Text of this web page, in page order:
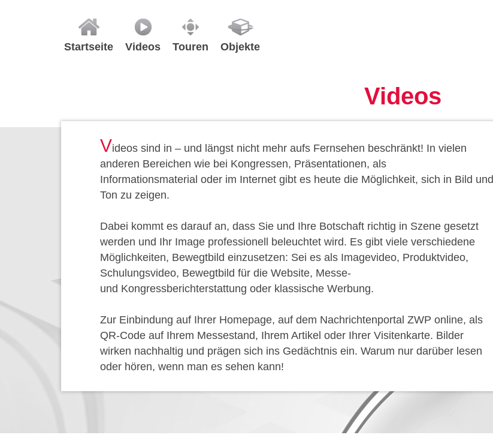
Startseite Videos Touren Objekte
Videos
Videos sind in – und längst nicht mehr aufs Fernsehen beschränkt! In vielen
anderen Bereichen wie bei Kongressen, Präsentationen, als
Informationsmaterial oder im Internet gibt es heute die Möglichkeit, sich in Bild und
Ton zu zeigen.
Dabei kommt es darauf an, dass Sie und Ihre Botschaft richtig in Szene gesetzt
werden und Ihr Image professionell beleuchtet wird. Es gibt viele verschiedene
Möglichkeiten, Bewegtbild einzusetzen: Sei es als Imagevideo, Produktvideo,
Schulungsvideo, Bewegtbild für die Website, Messe-
und Kongressberichterstattung oder klassische Werbung.
Zur Einbindung auf Ihrer Homepage, auf dem Nachrichtenportal ZWP online, als
QR-Code auf Ihrem Messestand, Ihrem Artikel oder Ihrer Visitenkarte. Bilder
wirken nachhaltig und prägen sich ins Gedächtnis ein. Warum nur darüber lesen
oder hören, wenn man es sehen kann!